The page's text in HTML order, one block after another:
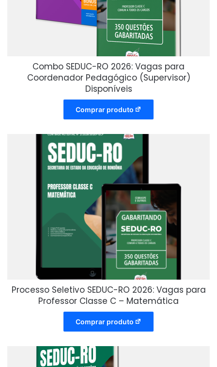
Combo SEDUC-RO 2026: Vagas para
Coordenador Pedagógico (Supervisor)
Disponíveis
Comprar produto
Processo Seletivo SEDUC-RO 2026: Vagas para
Professor Classe C – Matemática
Comprar produto